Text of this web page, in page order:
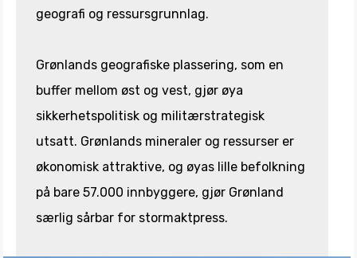
geografi og ressursgrunnlag.
Grønlands geografiske plassering, som en
buffer mellom øst og vest, gjør øya
sikkerhetspolitisk og militærstrategisk
utsatt. Grønlands mineraler og ressurser er
økonomisk attraktive, og øyas lille befolkning
på bare 57.000 innbyggere, gjør Grønland
særlig sårbar for stormaktpress.